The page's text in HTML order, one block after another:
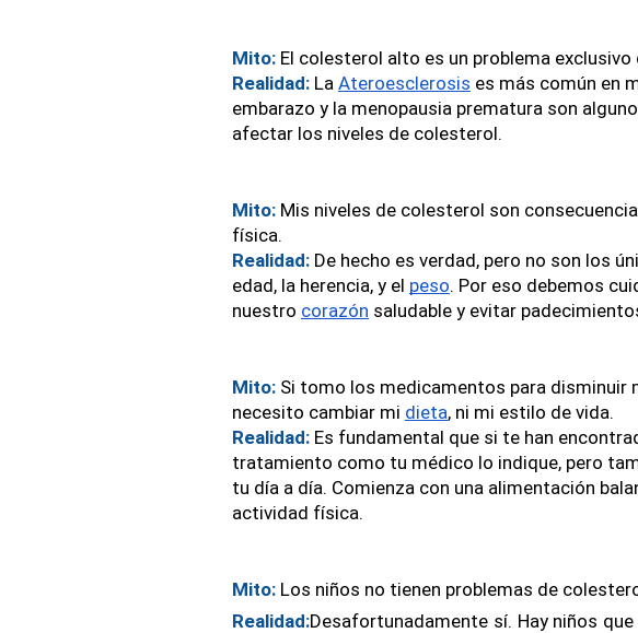
Mito: El colesterol alto es un problema exclusivo
Realidad: La Ateroesclerosis es más común en
embarazo y la menopausia prematura son
afectar los niveles de colesterol.
Mito: Mis niveles de colesterol son
física.
Realidad: De hecho es verdad, pero no son los
edad, la herencia, y el peso. Por eso debemos
nuestro corazón saludable y evitar
Mito: Si tomo los medicamentos para disminuir
necesito cambiar mi dieta, ni mi estilo de vida.
Realidad: Es fundamental que si te han
tratamiento como tu médico lo indique, pero
tu día a día. Comienza con una alimentación
actividad física.
Mito: Los niños no tienen problemas de
Realidad:Desafortunadamente sí. Hay niños